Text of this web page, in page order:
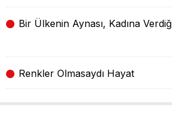
Bir Ülkenin Aynası, Kadına
Renkler Olmasaydı Hayat